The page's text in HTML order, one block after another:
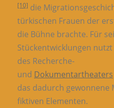
[10] die
türkischen Frauen der
die Bühne brachte. Für
Stückentwicklungen
des Recherche-
und Dokumentartheaters
das dadurch gewonnene
fiktiven Elementen.